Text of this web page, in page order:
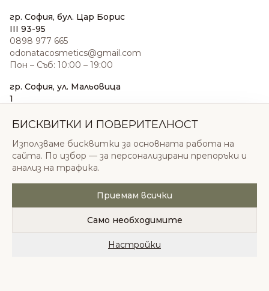
гр. София, бул. Цар Борис
III 93-95
0898 977 665
odonatacosmetics@gmail.com
Пон – Съб: 10:00 – 19:00
гр. София, ул. Мальовица
1
sales@odonatacosmetics.com
Нед: 11:00 – 18:00
© 2026 Одоната Козметикс ООД. Всички права
запазени.
Политика за поверителностОбщи условия
БИСКВИТКИ И ПОВЕРИТЕЛНОСТ
Използваме бисквитки за основната работа на
сайта. По избор — за персонализирани препоръки и
анализ на трафика.
Приемам всички
Само необходимите
Настройки